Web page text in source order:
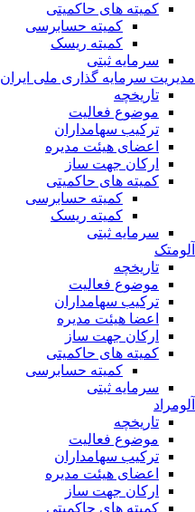
کمیته های حاکمیتی
کمیته حسابرسی
کمیته ریسک
سرمایه ثبتی
مدیریت سرمایه گذاری ملی ایران
تاریخچه
موضوع فعالیت
ترکیب سهامداران
اعضای هیئت مدیره
ارکان جهت ساز
کمیته های حاکمیتی
کمیته حسابرسی
کمیته ریسک
سرمایه ثبتی
آلومتک
تاریخچه
موضوع فعالیت
ترکیب سهامداران
اعضا هیئت مدیره
ارکان جهت ساز
کمیته های حاکمیتی
کمیته حسابرسی
سرمایه ثبتی
آلومراد
تاریخچه
موضوع فعالیت
ترکیب سهامداران
اعضای هیئت مدیره
ارکان جهت ساز
کمیته های حاکمیتی